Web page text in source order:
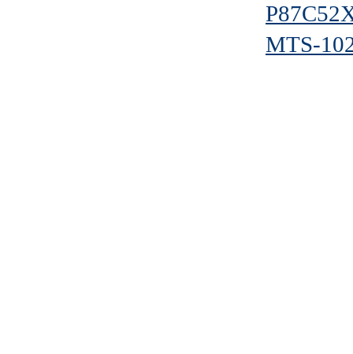
MTS-